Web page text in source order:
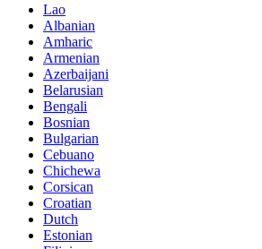
Lao
Albanian
Amharic
Armenian
Azerbaijani
Belarusian
Bengali
Bosnian
Bulgarian
Cebuano
Chichewa
Corsican
Croatian
Dutch
Estonian